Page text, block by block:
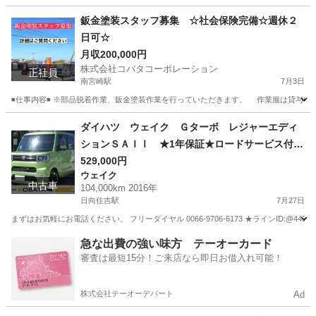
南宮崎駅 スカイライン HKS
正社員
鈑金塗装スタッフ募集 ☆社会保険完備☆週休２
日可☆
月収200,000円
株式会社コバタコーポレーション
南宮崎駅 7月3日
◾️仕事内容◾️ ※部品脱着作業、鈑金塗装作業を行っていただきます。 作業服は貸与
南宮崎駅 その他 業務
中古車
ダイハツ ウェイク Ｇターボ レジャーエディ
ションＳＡＩＩ ★1年保証★ロードサービス付
純正８型ナビ 地デジ バックカメラ Ｂｌｕｅ
ｔｏｏｔｈ ＨＤＭＩ接続可 両側パワースライ
ド ＥＴＣ アイドリングストップ スマートキ
529,000円
ウェイク
104,000km 2016年
日向住吉駅 7月27日
まずはお気軽にお電話ください。 フリーダイヤル 0066-9706-6173 ★ライン
日向住吉駅 ウェイク HDMI
急な出費の強い味方 テーオーカード
審査は最短15分！ご来店なら即日お借入れ可能！
株式会社テーオーデパート Ad